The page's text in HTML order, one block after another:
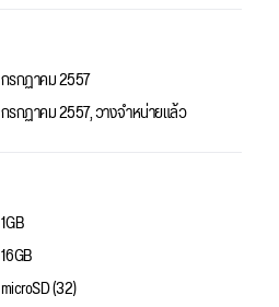
กรกฏาคม 2557
กรกฏาคม 2557, วางจำหน่ายแล้ว
1GB
16GB
microSD (32)